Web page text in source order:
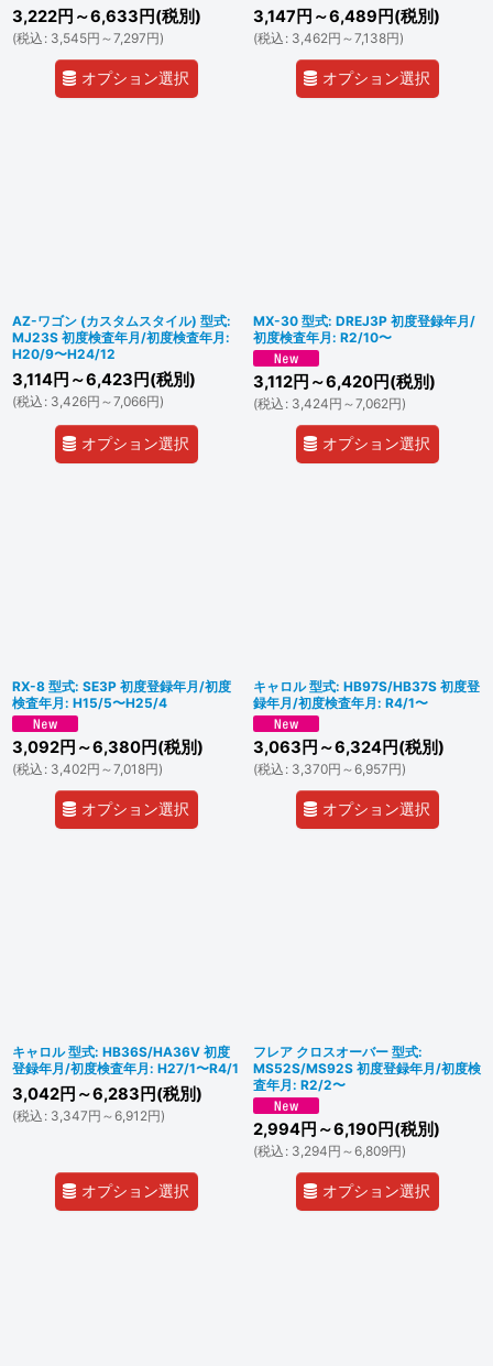
3,222円 ～6,633 円(税別)
(税込 : 3,545円 ～7,297円)
オプション選択
3,147 円 ～6,489 円(税別)
(税込 : 3,462円 ～7,138円)
オプション選択
AZ-ワゴン (カスタムスタイル) 型式:
MJ23S 初度検査年月/初度検査年月:
H20/9〜H24/12
3,114円 ～6,423 円(税別)
(税込 : 3,426円 ～7,066円)
オプション選択
MX-30 型式: DREJ3P 初度登録年月/
初度検査年月: R2/10〜
3,112円 ～6,420円(税別)
(税込 : 3,424円 ～7,062円)
オプション選択
RX-8 型式: SE3P 初度登録年月/初度
検査年月: H15/5〜H25/4
3,092円 ～6,380円(税別)
(税込 : 3,402円 ～7,018円)
オプション選択
キャロル 型式: HB97S/HB37S 初度登
録年月/初度検査年月: R4/1〜
3,063 円 ～6,324円(税別)
(税込 : 3,370円 ～6,957円)
オプション選択
キャロル 型式: HB36S/HA36V 初度
登録年月/初度検査年月: H27/1〜R4/1
3,042円 ～6,283 円(税別)
(税込 : 3,347円 ～6,912円)
オプション選択
フレア クロスオーバー 型式:
MS52S/MS92S 初度登録年月/初度検
査年月: R2/2〜
2,994円 ～6,190円(税別)
(税込 : 3,294円 ～6,809円)
オプション選択